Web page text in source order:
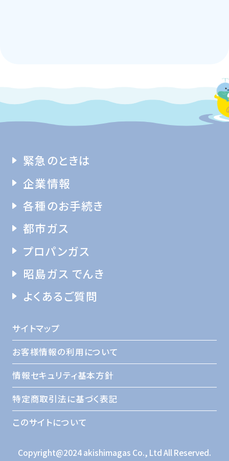
緊急のときは
企業情報
各種のお手続き
都市ガス
プロパンガス
昭島ガス でんき
よくあるご質問
サイトマップ
お客様情報の利用について
情報セキュリティ基本方針
特定商取引法に基づく表記
このサイトについて
Copyright@2024 akishimagas Co., Ltd All Reserved.